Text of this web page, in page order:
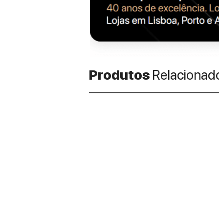
Produtos